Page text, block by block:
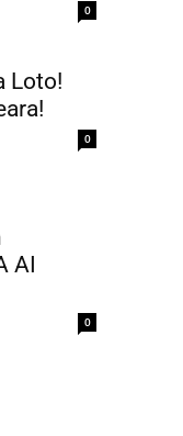
0
Loto!
0
AI
0